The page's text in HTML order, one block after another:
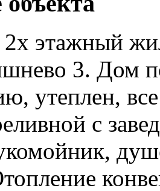
2х этажный
3. Дом
утеплен,
с